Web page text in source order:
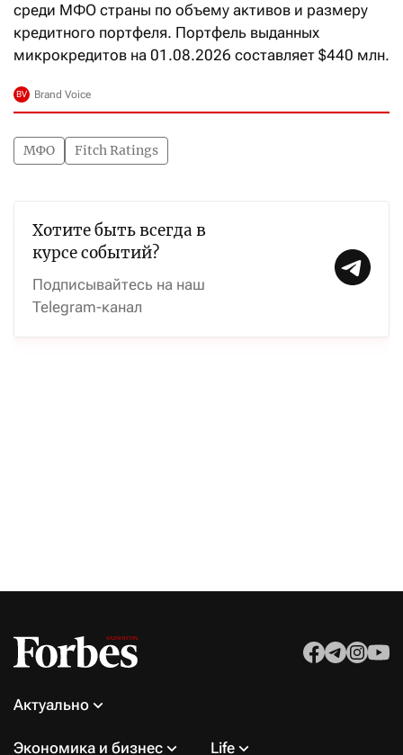
среди МФО страны по объему активов и размеру
кредитного портфеля. Портфель выданных
микрокредитов на 01.08.2026 составляет $440 млн.
МФО Fitch Ratings
Хотите быть всегда в
курсе событий?
Подписывайтесь на наш
Telegram-канал
Актуально
Экономика и бизнес Life